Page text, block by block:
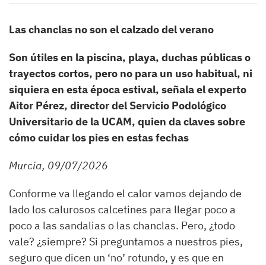
Las chanclas no son el calzado del verano
Son útiles en la piscina, playa, duchas públicas o
trayectos cortos, pero no para un uso habitual, ni
siquiera en esta época estival, señala el experto
Aitor Pérez, director del Servicio Podológico
Universitario de la UCAM, quien da claves sobre
cómo cuidar los pies en estas fechas
Murcia, 09/07/2026
Conforme va llegando el calor vamos dejando de
lado los calurosos calcetines para llegar poco a
poco a las sandalias o las chanclas. Pero, ¿todo
vale? ¿siempre? Si preguntamos a nuestros pies,
seguro que dicen un ‘no’ rotundo, y es que en